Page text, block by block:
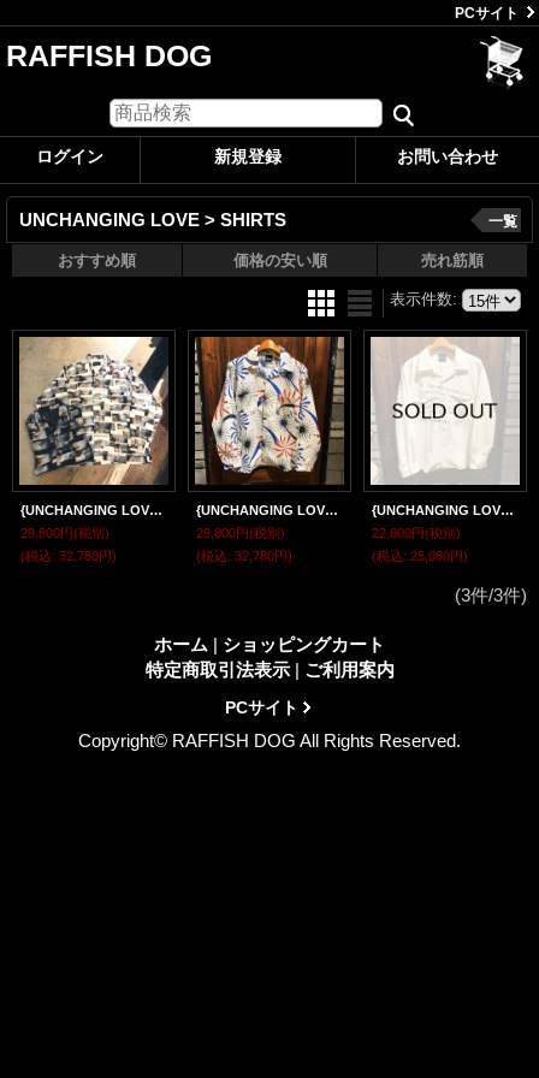
PCサイト
RAFFISH DOG
ログイン 新規登録 お問い合わせ
UNCHANGING LOVE > SHIRTS 一覧
おすすめ順 価格の安い順 売れ筋順
表示件数:
{UNCHANGING LOVE} "Lover's Lips" Shirt LS
29,800円(税別)
(税込: 32,780円)
{UNCHANGING LOVE} "FOURTH OF JULY" - SHIRT LS
29,800円(税別)
(税込: 32,780円)
{UNCHANGING LOVE} "BEST MESSAGE" - SHIRTS LS
22,800円(税別)
(税込: 25,080円)
(3件/3件)
ホーム | ショッピングカート
特定商取引法表示 | ご利用案内
PCサイト
Copyright© RAFFISH DOG All Rights Reserved.